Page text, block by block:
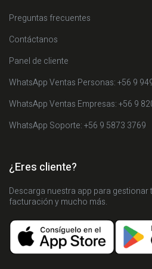
Preguntas frecuentes
Contáctanos
Panel de cliente
WhatsApp Ventas Personas: +56 9
WhatsApp Ventas Empresas: +56 9
WhatsApp Soporte: +56 9 5873 3769
¿Eres cliente?
Descarga nuestra app para gestionar
facturación y mucho más.